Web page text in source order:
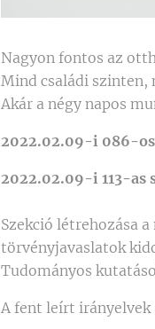
Nagyon fontos az
Mind családi szinten,
Akár a négy napos
2022.02.09-i 086-os
2022.02.09-i 113-as
Szekció létrehozása
törvényjavaslatok
Tudományos
A fent leírt irányelvek